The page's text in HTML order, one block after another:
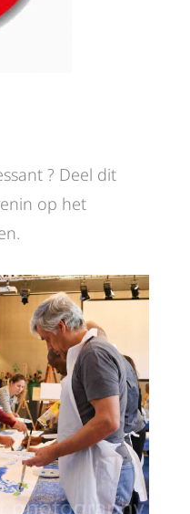
? Deel dit
op het